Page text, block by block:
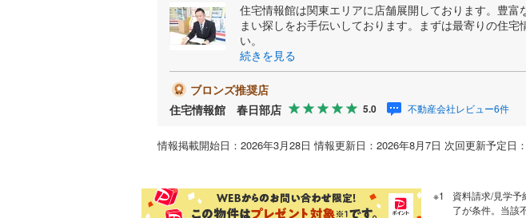
住宅情報館は関東エリアに店舗展開しております。豊富
まい探しをお手伝いしております。まずは最寄りの住宅
い。
続きを見る
ブロンズ推奨店
住宅情報館 春日部店
5.0 不動産会社レビュー6件
情報掲載開始日：2026年3月28日 情報更新日：2026年8月7日 次回更新予定日
資料請求/見学
了が条件。当該